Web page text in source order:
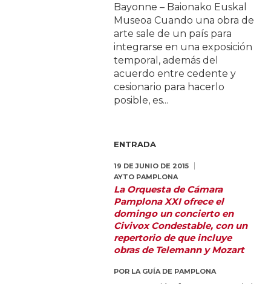
Bayonne – Baionako Euskal
Museoa Cuando una obra de
arte sale de un país para
integrarse en una exposición
temporal, además del
acuerdo entre cedente y
cesionario para hacerlo
posible, es...
ENTRADA
19 DE JUNIO DE 2015
AYTO PAMPLONA
La Orquesta de Cámara
Pamplona XXI ofrece el
domingo un concierto en
Civivox Condestable, con un
repertorio de que incluye
obras de Telemann y Mozart
POR LA GUÍA DE PAMPLONA